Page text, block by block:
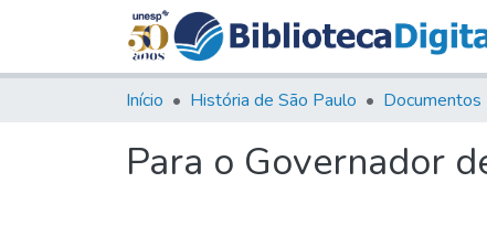
Início História de São Paulo
Para o Governador